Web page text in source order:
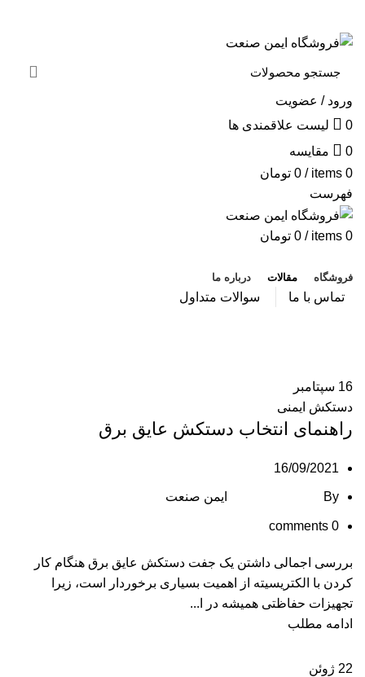
ورود / عضویت
0
لیست علاقمندی ها
0
مقایسه
0
items
/
0 تومان
فهرست
0
items
/
0 تومان
فروشگاه مقالات درباره ما
تماس با ما سوالات متداول
16 سپتامبر
دستکش ایمنی
راهنمای انتخاب دستکش عایق برق
16/09/2021
By ایمن صنعت
0
comments
بررسی اجمالی داشتن یک جفت دستکش عایق برق هنگام کار
کردن با الکتریسیته از اهمیت بسیاری برخوردار است، زیرا
تجهیزات حفاظتی همیشه در ا...
ادامه مطلب
22 ژوئن